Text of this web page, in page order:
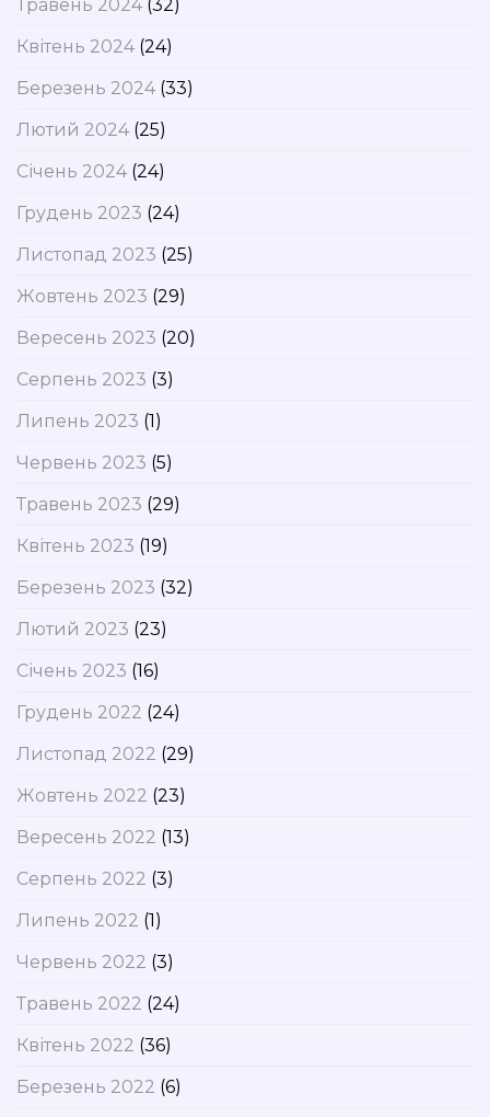
Травень 2024(32)
Квітень 2024(24)
Березень 2024(33)
Лютий 2024(25)
Січень 2024(24)
Грудень 2023 (24)
Листопад 2023 (25)
Жовтень 2023 (29)
Вересень 2023 (20)
Серпень 2023 (3)
Липень 2023 (1)
Червень 2023 (5)
Травень 2023 (29)
Квітень 2023 (19)
Березень 2023 (32)
Лютий 2023 (23)
Січень 2023 (16)
Грудень 2022 (24)
Листопад 2022 (29)
Жовтень 2022 (23)
Вересень 2022 (13)
Серпень 2022 (3)
Липень 2022 (1)
Червень 2022 (3)
Травень 2022 (24)
Квітень 2022 (36)
Березень 2022 (6)